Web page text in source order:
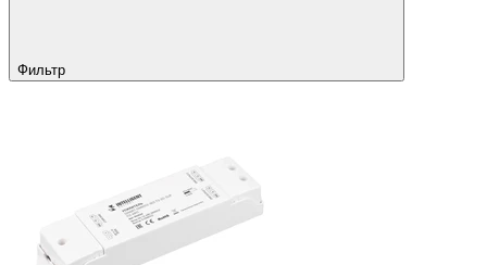
Фильтр